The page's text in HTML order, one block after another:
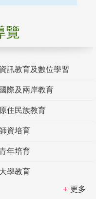
覽
資訊教育及數位學習
國際及兩岸教育
原住民族教育
師資培育
年培育
大學教育
更多